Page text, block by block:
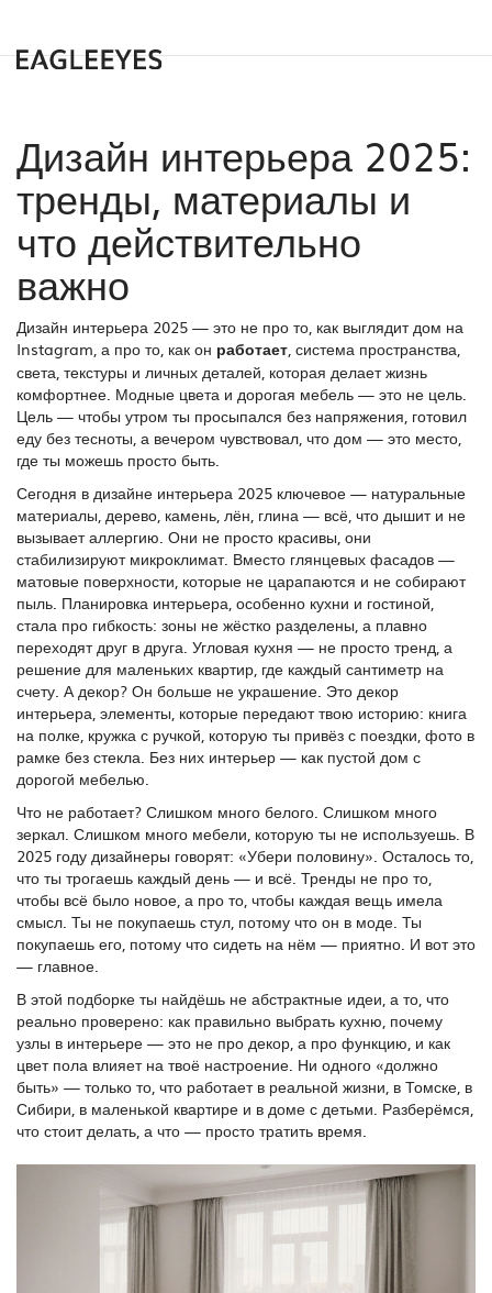
Дизайн интерьера 2025:
тренды, материалы и
что действительно
важно
Дизайн интерьера 2025 — это не про то, как выглядит дом на
Instagram, а про то, как он работает, система пространства,
света, текстуры и личных деталей, которая делает жизнь
комфортнее. Модные цвета и дорогая мебель — это не цель.
Цель — чтобы утром ты просыпался без напряжения, готовил
еду без тесноты, а вечером чувствовал, что дом — это место,
где ты можешь просто быть.
Сегодня в дизайне интерьера 2025 ключевое — натуральные
материалы, дерево, камень, лён, глина — всё, что дышит и не
вызывает аллергию. Они не просто красивы, они
стабилизируют микроклимат. Вместо глянцевых фасадов —
матовые поверхности, которые не царапаются и не собирают
пыль. Планировка интерьера, особенно кухни и гостиной,
стала про гибкость: зоны не жёстко разделены, а плавно
переходят друг в друга. Угловая кухня — не просто тренд, а
решение для маленьких квартир, где каждый сантиметр на
счету. А декор? Он больше не украшение. Это декор
интерьера, элементы, которые передают твою историю: книга
на полке, кружка с ручкой, которую ты привёз с поездки, фото в
рамке без стекла. Без них интерьер — как пустой дом с
дорогой мебелью.
Что не работает? Слишком много белого. Слишком много
зеркал. Слишком много мебели, которую ты не используешь. В
2025 году дизайнеры говорят: «Убери половину». Осталось то,
что ты трогаешь каждый день — и всё. Тренды не про то,
чтобы всё было новое, а про то, чтобы каждая вещь имела
смысл. Ты не покупаешь стул, потому что он в моде. Ты
покупаешь его, потому что сидеть на нём — приятно. И вот это
— главное.
В этой подборке ты найдёшь не абстрактные идеи, а то, что
реально проверено: как правильно выбрать кухню, почему
узлы в интерьере — это не про декор, а про функцию, и как
цвет пола влияет на твоё настроение. Ни одного «должно
быть» — только то, что работает в реальной жизни, в Томске, в
Сибири, в маленькой квартире и в доме с детьми. Разберёмся,
что стоит делать, а что — просто тратить время.